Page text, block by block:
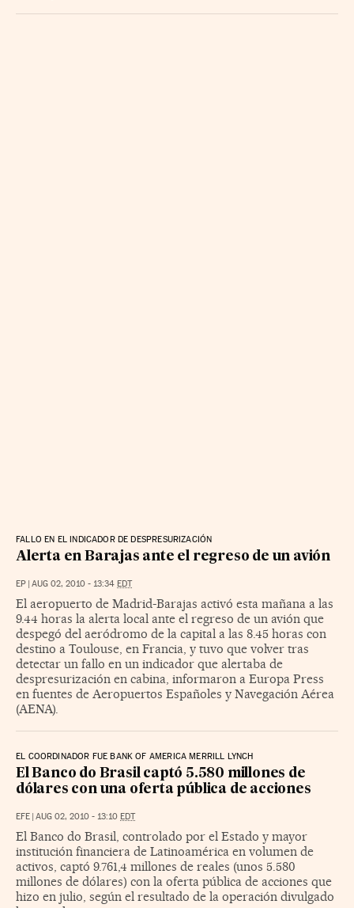
FALLO EN EL INDICADOR DE DESPRESURIZACIÓN
Alerta en Barajas ante el regreso de un avión
EP | AUG 02, 2010 - 13:34 EDT
El aeropuerto de Madrid-Barajas activó esta mañana a las
9.44 horas la alerta local ante el regreso de un avión que
despegó del aeródromo de la capital a las 8.45 horas con
destino a Toulouse, en Francia, y tuvo que volver tras
detectar un fallo en un indicador que alertaba de
despresurización en cabina, informaron a Europa Press
en fuentes de Aeropuertos Españoles y Navegación Aérea
(AENA).
EL COORDINADOR FUE BANK OF AMERICA MERRILL LYNCH
El Banco do Brasil captó 5.580 millones de
dólares con una oferta pública de acciones
EFE | AUG 02, 2010 - 13:10 EDT
El Banco do Brasil, controlado por el Estado y mayor
institución financiera de Latinoamérica en volumen de
activos, captó 9.761,4 millones de reales (unos 5.580
millones de dólares) con la oferta pública de acciones que
hizo en julio, según el resultado de la operación divulgado